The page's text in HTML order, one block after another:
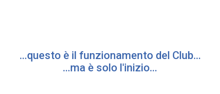
...questo è il funzionamento del Club...
...ma è solo l'inizio...